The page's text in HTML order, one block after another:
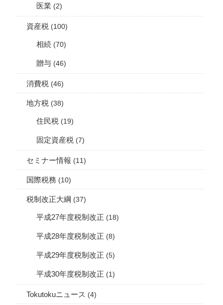
医業 (2)
資産税 (100)
相続 (70)
贈与 (46)
消費税 (46)
地方税 (38)
住民税 (19)
固定資産税 (7)
セミナー情報 (11)
国際税務 (10)
税制改正大綱 (37)
平成27年度税制改正 (18)
平成28年度税制改正 (8)
平成29年度税制改正 (5)
平成30年度税制改正 (1)
Tokutokuニュース (4)